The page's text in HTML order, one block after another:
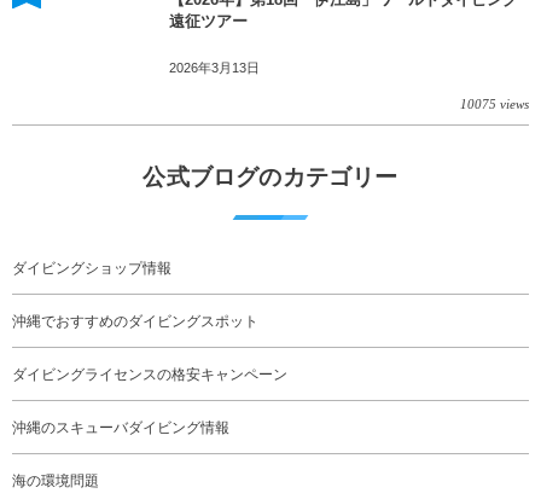
遠征ツアー
2026年3月13日
10075 views
公式ブログのカテゴリー
ダイビングショップ情報
沖縄でおすすめのダイビングスポット
ダイビングライセンスの格安キャンペーン
沖縄のスキューバダイビング情報
海の環境問題